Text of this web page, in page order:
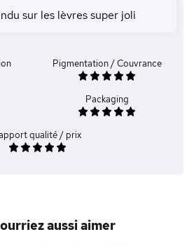
sur les lèvres super joli
Pigmentation / Couvrance
Packaging
qualité / prix
aussi aimer